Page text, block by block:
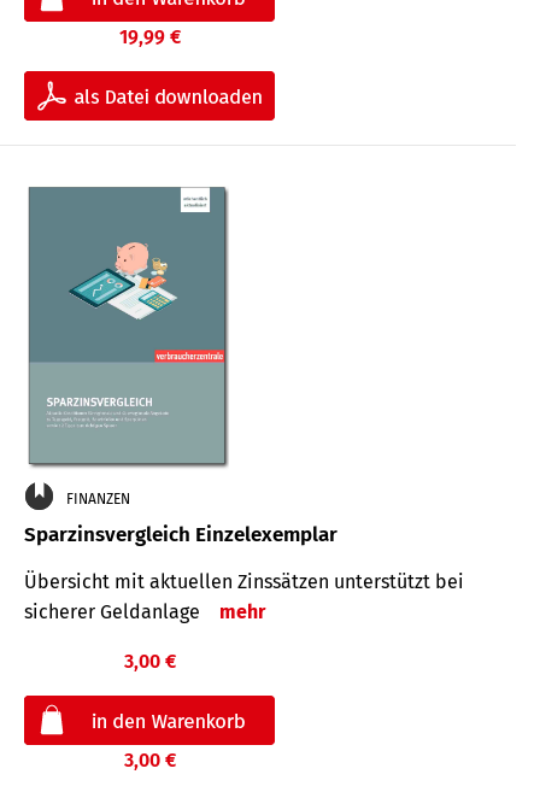
19,99 €
FINANZEN
Sparzinsvergleich Einzelexemplar
Übersicht mit aktuellen Zinssätzen unterstützt bei
sicherer Geldanlage
mehr
3,00 €
3,00 €